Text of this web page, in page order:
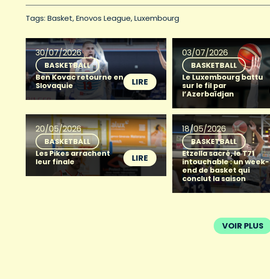
Tags: Basket Enovos League Luxembourg
30/07/2026
BASKETBALL
Ben Kovac retourne en
Slovaquie
LIRE
03/07/2026
BASKETBALL
Le Luxembourg battu
sur le fil par
l’Azerbaïdjan
20/05/2026
BASKETBALL
Les Pikes arrachent
leur finale
LIRE
18/05/2026
BASKETBALL
Etzella sacré, le T71
intouchable : un week-
end de basket qui
conclut la saison
VOIR PLUS